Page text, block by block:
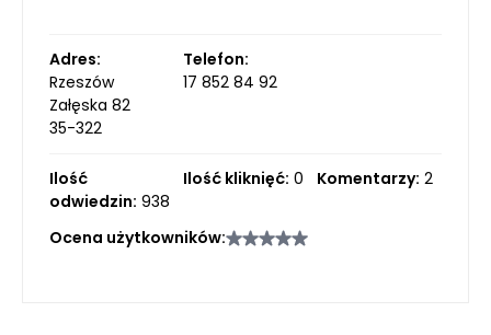
Adres:
Rzeszów
Załęska 82
35-322
Telefon:
17 852 84 92
Ilość
odwiedzin: 938
Ilość kliknięć: 0 Komentarzy: 2
Ocena użytkowników: